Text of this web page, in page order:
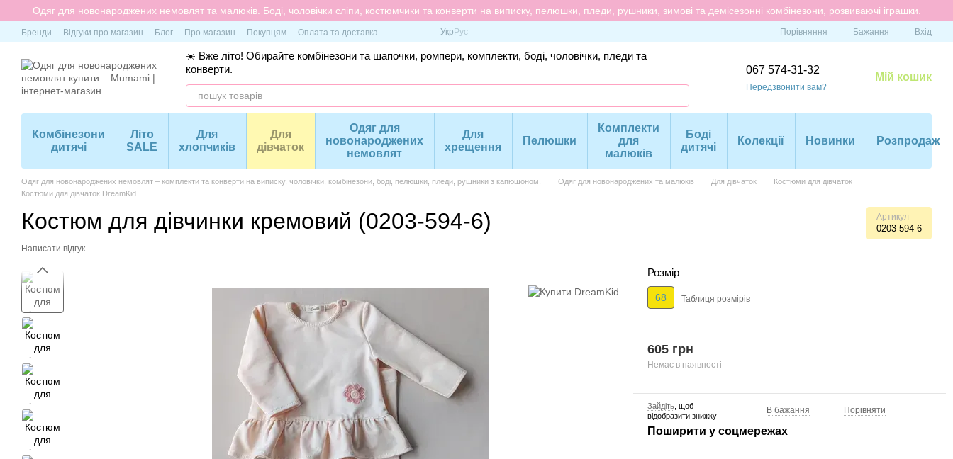
Перейти до основного контенту
Одяг для новонароджених немовлят та малюків. Боді, чоловічки сліпи, костюмчики та конверти на виписку, пелюшки, пледи, рушники, зимові та демісезонні комбінезони, розвиваючі іграшки.
Бренди Відгуки про магазин Блог Про магазин Покупцям Оплата та доставка Укр Рус Порівняння Бажання Вхід
☀️ Вже літо! Обирайте комбінезони та шапочки, ромпери, комплекти, боді, чоловічки, пледи та
конверти.
067 574-31-32
Передзвонити вам?
Мій кошик
Комбінезони
дитячі
Літо
SALE
Для
хлопчиків
Для
дівчаток
Одяг для
новонароджених
немовлят
Для
хрещення
Пелюшки
Комплекти
для
малюків
Боді
дитячі
Колекції Новинки Розпродаж
Одяг для новонароджених немовлят – комплекти та конверти на виписку, чоловічки, комбінезони, боді, пелюшки, пледи, рушники з капюшоном. Одяг для новонароджених та малюків Для дівчаток
Костюми для дівчаток
Костюми для дівчаток DreamKid
Костюм для дівчинки кремовий (0203-594-6) Артикул
0203-594-6
Написати відгук
Розмір
68 Таблиця розмiрiв
605 грн
Немає в наявності
Зайдіть , щоб
відобразити знижку
В бажання Порівняти
Поширити у соцмережах